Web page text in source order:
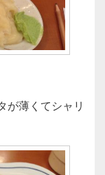
が薄くてシャリ